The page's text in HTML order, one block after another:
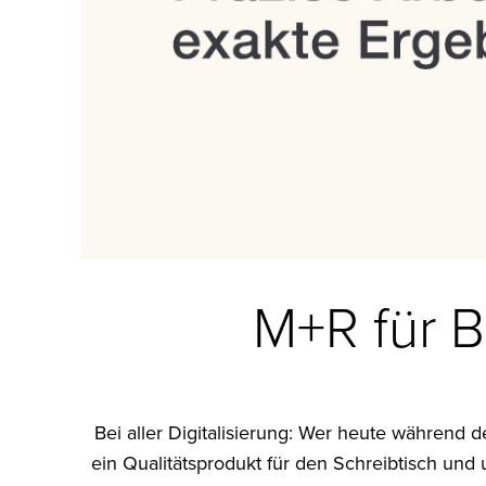
M+R für
Bei aller Digitalisierung: Wer heute während
ein Qualitätsprodukt für den Schreibtisch